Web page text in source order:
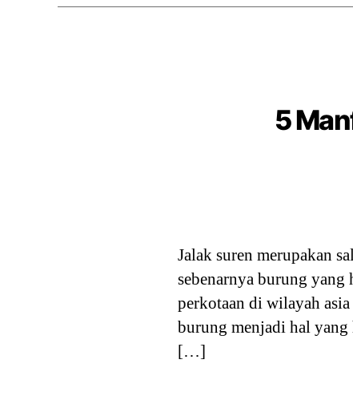
5
Jalak suren merupakan
sebenarnya burung
perkotaan di wilayah asia
burung menjadi hal yang
[…]